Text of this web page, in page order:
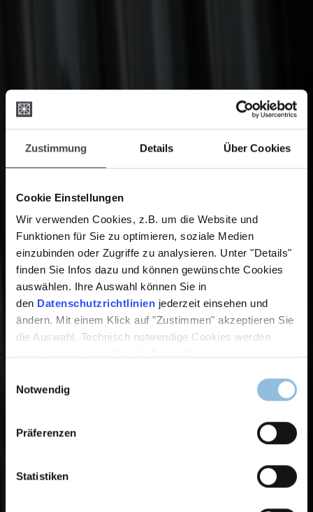
Zustimmung Details Über Cookies
Cookie Einstellungen
Wir verwenden Cookies, z.B. um die Website und
Funktionen für Sie zu optimieren, soziale Medien
einzubinden oder Zugriffe zu analysieren. Unter "Details"
finden Sie Infos dazu und können gewünschte Cookies
auswählen. Ihre Auswahl können Sie in
den Datenschutzrichtlinien jederzeit einsehen und
ändern. Mit einem Klick auf "Zustimmen" akzeptieren Sie
die Auswahl. Technisch notwendige Cookies werden
Notwendig
Präferenzen
Statistiken